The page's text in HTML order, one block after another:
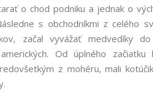
o chod podniku a jednak o
s obchodníkmi z celého
začal vyvážať medvedíky do
Od úplného
z mohéru, mali